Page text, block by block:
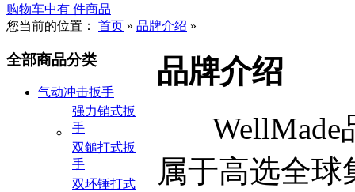
购物车中有 件商品
您当前的位置： 首页 » 品牌介绍 »
全部商品分类
气动冲击扳手
强力销式扳
手
双鎚打式扳
手
双环锤打式
品牌介绍
WellMade
属于高选全